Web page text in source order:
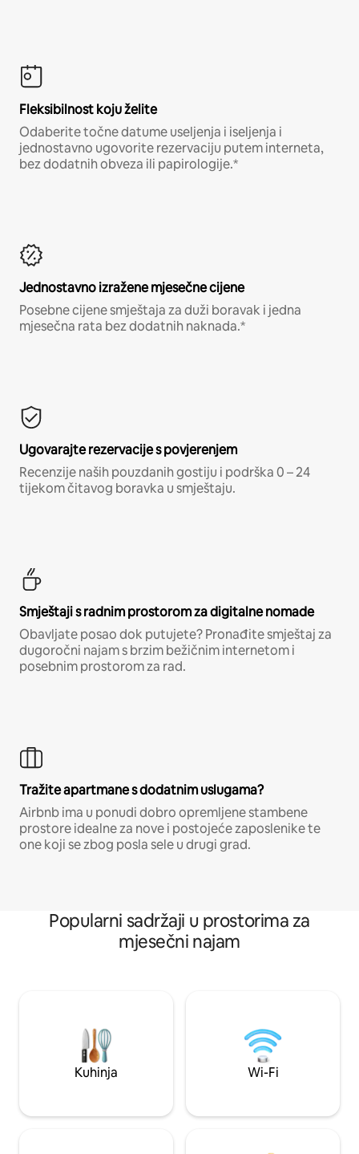
Fleksibilnost koju želite
Odaberite točne datume useljenja i iseljenja i
jednostavno ugovorite rezervaciju putem interneta,
bez dodatnih obveza ili papirologije.*
Jednostavno izražene mjesečne cijene
Posebne cijene smještaja za duži boravak i jedna
mjesečna rata bez dodatnih naknada.*
Ugovarajte rezervacije s povjerenjem
Recenzije naših pouzdanih gostiju i podrška 0 – 24
tijekom čitavog boravka u smještaju.
Smještaji s radnim prostorom za digitalne nomade
Obavljate posao dok putujete? Pronađite smještaj za
dugoročni najam s brzim bežičnim internetom i
posebnim prostorom za rad.
Tražite apartmane s dodatnim uslugama?
Airbnb ima u ponudi dobro opremljene stambene
prostore idealne za nove i postojeće zaposlenike te
one koji se zbog posla sele u drugi grad.
Popularni sadržaji u prostorima za
mjesečni najam
Kuhinja Wi-Fi